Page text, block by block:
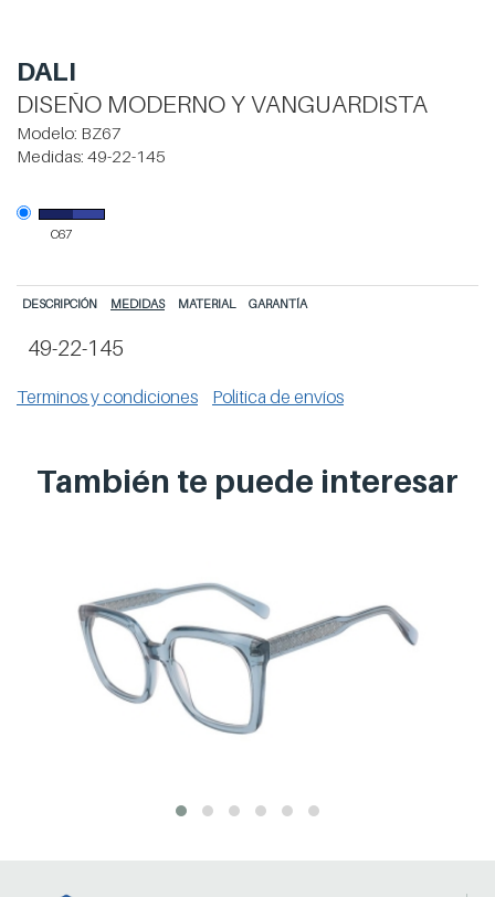
DALI
DISEÑO MODERNO Y VANGUARDISTA
Modelo: BZ67
Medidas: 49-22-145
C67
DESCRIPCIÓN MEDIDAS MATERIAL GARANTÍA
49-22-145
Terminos y condiciones Politica de envíos
También te puede interesar